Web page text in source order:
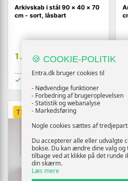
Arkivskab i stål 90 × 40 × 70
cm - sort, låsbart
1.619,- Vis
TILBUD
🍪 COOKIE-POLITIK
Entra.dk bruger cookies til
- Nødvendige funktioner
- Forbedring af brugeroplevelsen
- Statistik og webanalyse
- Markedsføring
Nogle cookies sættes af
Du accepterer alle eller udvalgte
bokse. Du kan ændre dine valg
tilbage ved at klikke på det runde
din skærm.
Læs mere